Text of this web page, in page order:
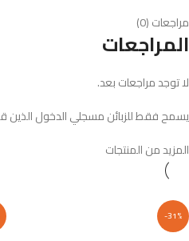
مراجعات (0)
المراجعات
لا توجد مراجعات بعد.
يسمح فقط للزبائن مسجلي الدخول الذين
المزيد من المنتجات
-31%